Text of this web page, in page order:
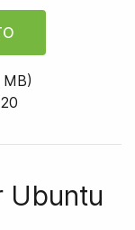
MB)
Ubuntu